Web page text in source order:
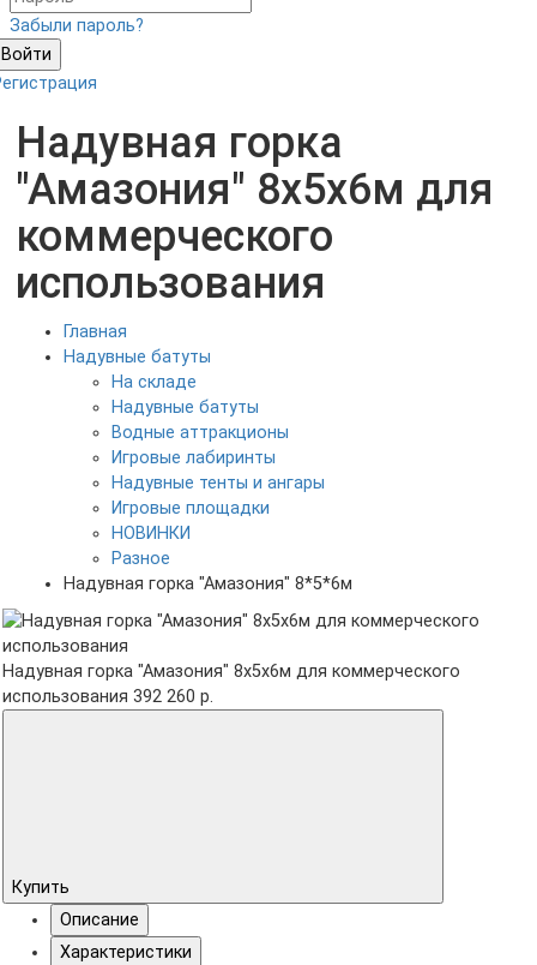
Забыли пароль?
Войти
Надувная горка
"Амазония" 8х5х6м для
коммерческого
использования
Главная
Надувные батуты
На складе
Надувные батуты
Водные аттракционы
Игровые лабиринты
Надувные тенты и ангары
Игровые площадки
НОВИНКИ
Разное
Надувная горка "Амазония" 8*5*6м
Надувная горка "Амазония" 8х5х6м для коммерческого
использования 392 260 р.
Купить
Описание
Характеристики